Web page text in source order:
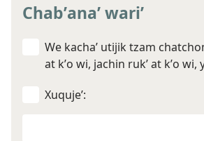
Chabʼanaʼ wariʼ
We kachaʼ utijik tzam
at kʼo wi, jachin rukʼ at kʼo wi,
Xuqujeʼ: